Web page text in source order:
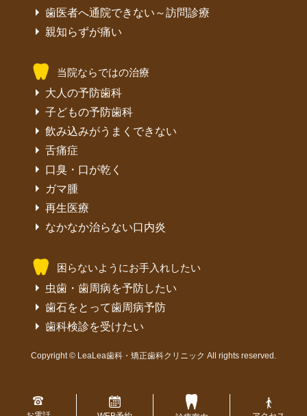
歯医者へ通院できない～訪問診療
親知らずが痛い
当院ならではの治療
大人の予防歯科
子どもの予防歯科
飲み込みがうまくできない
舌痛症
口臭・口が乾く
ガマ腫
再生医療
なかなか治らない口内炎
困らないようにお手入れしたい
虫歯・歯周病を予防したい
歯石をとって歯周病予防
歯科検診を受けたい
Copyright © LeaLea歯科・矯正歯科クリニック All rights reserved.